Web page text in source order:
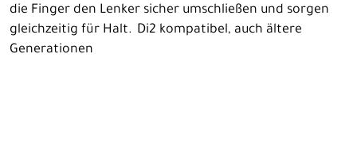
die Finger den Lenker sicher umschließen und sorgen
gleichzeitig für Halt. Di2 kompatibel, auch ältere
Generationen